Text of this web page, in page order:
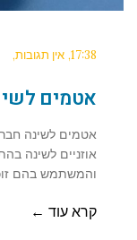
17:38 אין תגובות
אטמים
אטמים לשינה
אוזניים לשינה
והמשתמש בהם
קרא עוד ←